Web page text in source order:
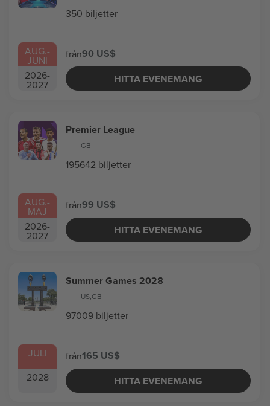
AUG.-
JUNI
2026-
2027
350 biljetter
från90 US$
HITTA EVENEMANG
AUG.-
MAJ
2026-
2027
Premier League
GB
195642 biljetter
från99 US$
HITTA EVENEMANG
JULI
2028
Summer Games 2028
US,GB
97009 biljetter
från165 US$
HITTA EVENEMANG